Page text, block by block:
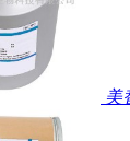
美